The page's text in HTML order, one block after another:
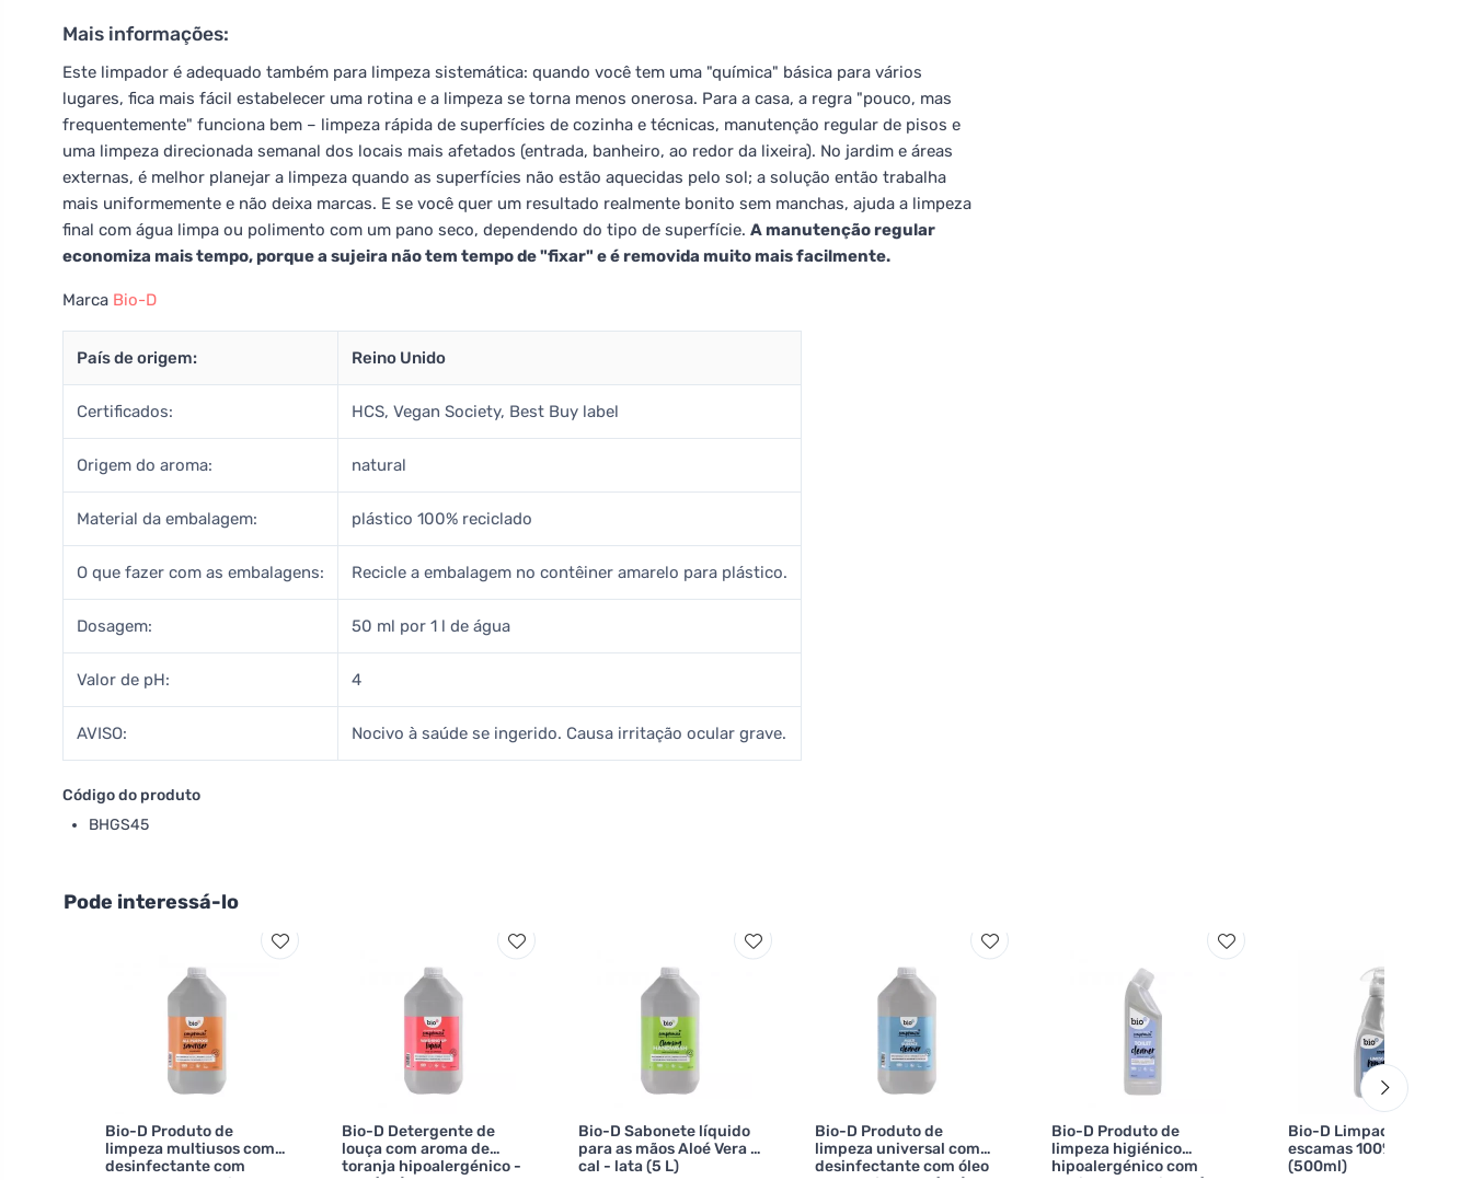
Mais informações:
Este limpador é adequado também para limpeza sistemática: quando você tem uma "química" básica para vários
lugares, fica mais fácil estabelecer uma rotina e a limpeza se torna menos onerosa. Para a casa, a regra "pouco, mas
frequentemente" funciona bem – limpeza rápida de superfícies de cozinha e técnicas, manutenção regular de pisos e
uma limpeza direcionada semanal dos locais mais afetados (entrada, banheiro, ao redor da lixeira). No jardim e áreas
externas, é melhor planejar a limpeza quando as superfícies não estão aquecidas pelo sol; a solução então trabalha
mais uniformemente e não deixa marcas. E se você quer um resultado realmente bonito sem manchas, ajuda a limpeza
final com água limpa ou polimento com um pano seco, dependendo do tipo de superfície. A manutenção regular
economiza mais tempo, porque a sujeira não tem tempo de "fixar" e é removida muito mais facilmente.
Marca Bio-D
País de origem: Reino Unido
Certificados: HCS, Vegan Society, Best Buy label
Origem do aroma: natural
Material da embalagem: plástico 100% reciclado
O que fazer com as embalagens: Recicle a embalagem no contêiner amarelo para plástico.
Dosagem: 50 ml por 1 l de água
Valor de pH: 4
AVISO: Nocivo à saúde se ingerido. Causa irritação ocular grave.
Código do produto
BHGS45
Pode interessá-lo
Bio-D Produto de
limpeza multiusos com
desinfectante com
Bio-D Detergente de
louça com aroma de
toranja hipoalergénico -
Bio-D Sabonete líquido
para as mãos Aloé Vera e
cal - lata (5 L)
Bio-D Produto de
limpeza universal com
desinfectante com óleo
Bio-D Produto de
limpeza higiénico
hipoalergénico com
Bio-D Limpador de
escamas 100% natural
(500ml)